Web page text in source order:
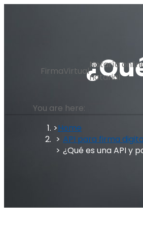
FirmaVirtual
Notaría
notarial
You are here:
Home
API para firma
¿Qué es una API y